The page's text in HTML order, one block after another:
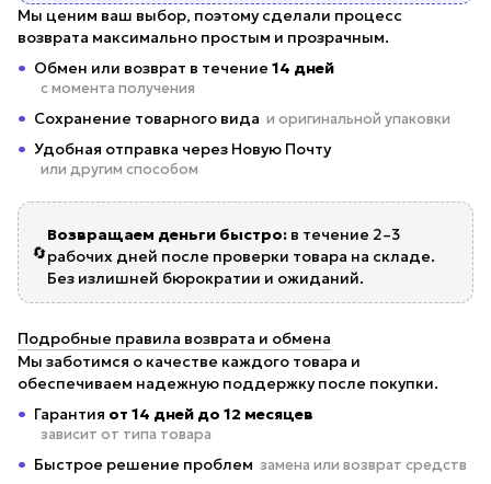
Мы ценим ваш выбор, поэтому сделали процесс
возврата максимально простым и прозрачным.
Обмен или возврат в течение 14 дней
с момента получения
Сохранение товарного вида и оригинальной упаковки
Удобная отправка через Новую Почту
или другим способом
🔄
Возвращаем деньги быстро: в течение 2–3
рабочих дней после проверки товара на складе.
Без излишней бюрократии и ожиданий.
Подробные правила возврата и обмена
Мы заботимся о качестве каждого товара и
обеспечиваем надежную поддержку после покупки.
Гарантия от 14 дней до 12 месяцев
зависит от типа товара
Быстрое решение проблем замена или возврат средств